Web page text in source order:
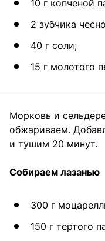
10 г копченой
2 зубчика
40 г соли;
15 г молотого
Морковь и
обжариваем.
и тушим 20 минут.
Собираем лазанью
300 г
150 г тертого